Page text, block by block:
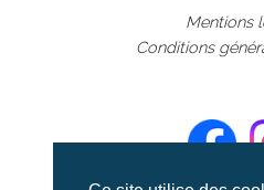
Mentions
Conditions